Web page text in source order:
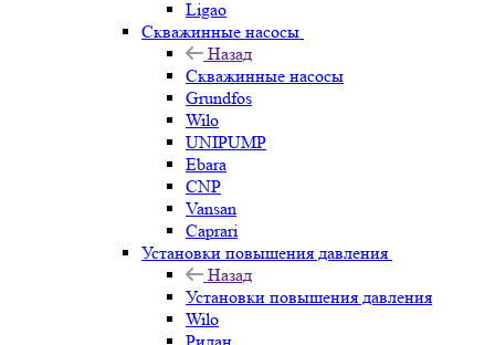
Ligao
Скважинные насосы
Назад
Скважинные насосы
Grundfos
Wilo
UNIPUMP
Ebara
CNP
Vansan
Caprari
Установки повышения давления
Назад
Установки повышения давления
Wilo